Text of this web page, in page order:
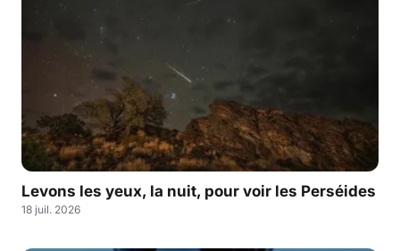
Levons les yeux, la nuit, pour voir les Perséides
18 juil. 2026